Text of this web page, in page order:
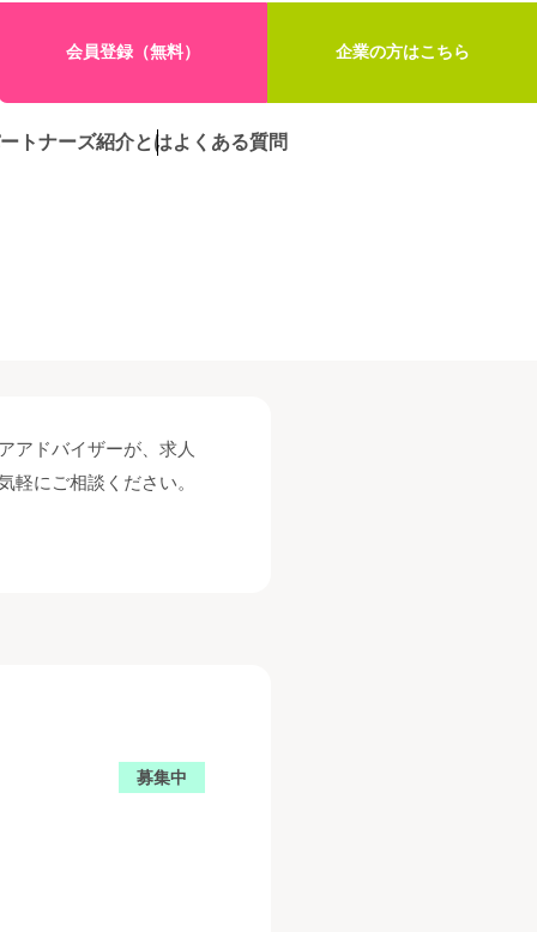
会員登録（無料） 企業の方はこちら
トナーズ紹介とはよくある質問
アドバイザーが、求人
軽にご相談ください。
募集中